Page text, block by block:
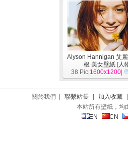
Alyson Hannigan 艾
根 美女壁紙 [人
38 Pic| 1600x1200
關於我們 | 聯繫站長 加入收藏
本站所有壁紙，均
EN
CN